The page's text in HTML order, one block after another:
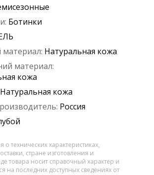
Ботинки
Натуральная кожа
материал:
кожа
Натуральная кожа
Россия
технических характеристиках,
стране изготовления и
товара носит справочный характер и
на последних доступных сведениях от